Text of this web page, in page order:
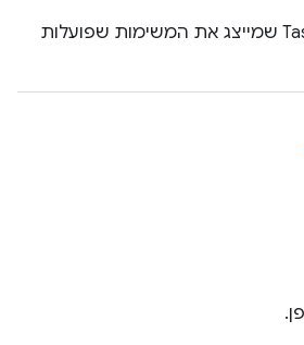
מערך של TaskInfo שמייצג את המשימות שפועלות